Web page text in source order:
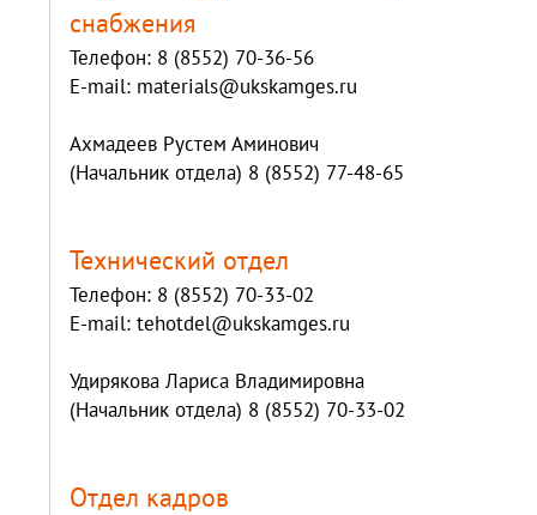
снабжения
Телефон: 8 (8552) 70-36-56
E-mail: materials@ukskamges.ru
Ахмадеев Рустем Аминович
(Начальник отдела) 8 (8552) 77-48-65
Технический отдел
Телефон: 8 (8552) 70-33-02
E-mail: tehotdel@ukskamges.ru
Удирякова Лариса Владимировна
(Начальник отдела) 8 (8552) 70-33-02
Отдел кадров